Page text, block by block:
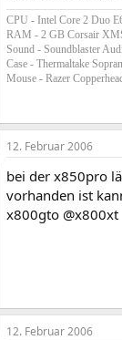
CPU - Intel Core 2 Duo
RAM - 2 GB Corsair
Sound - Soundblaster
Case - Thermaltake
Mouse - Razer
12. Februar 2006
bei der x850pro
vorhanden ist
x800gto @x800xt
12. Februar 2006